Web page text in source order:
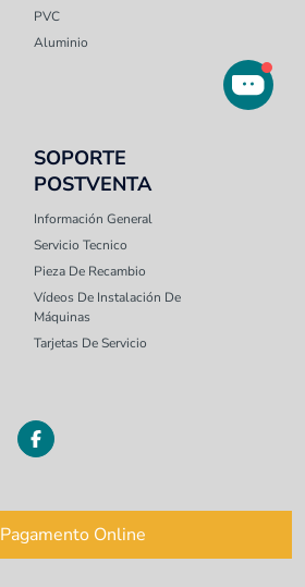
PVC
Aluminio
SOPORTE
POSTVENTA
Información General
Servicio Tecnico
Pieza De Recambio
Vídeos De Instalación De
Máquinas
Tarjetas De Servicio
Pagamento Online